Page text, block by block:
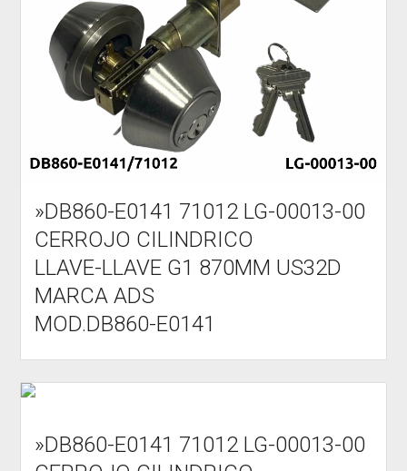
»DB860-E0141 71012 LG-00013-00
CERROJO CILINDRICO
LLAVE-LLAVE G1 870MM US32D
MARCA ADS
MOD.DB860-E0141
»DB860-E0141 71012 LG-00013-00